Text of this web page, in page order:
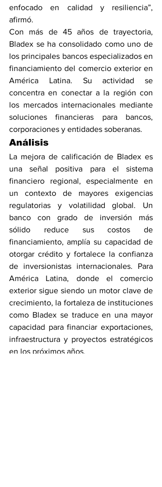
enfocado en calidad y resiliencia”,
afirmó.
Con más de 45 años de trayectoria,
Bladex se ha consolidado como uno de
los principales bancos especializados en
financiamiento del comercio exterior en
América Latina. Su actividad se
concentra en conectar a la región con
los mercados internacionales mediante
soluciones financieras para bancos,
corporaciones y entidades soberanas.
Análisis
La mejora de calificación de Bladex es
una señal positiva para el sistema
financiero regional, especialmente en
un contexto de mayores exigencias
regulatorias y volatilidad global. Un
banco con grado de inversión más
sólido reduce sus costos de
financiamiento, amplía su capacidad de
otorgar crédito y fortalece la confianza
de inversionistas internacionales. Para
América Latina, donde el comercio
exterior sigue siendo un motor clave de
crecimiento, la fortaleza de instituciones
como Bladex se traduce en una mayor
capacidad para financiar exportaciones,
infraestructura y proyectos estratégicos
en los próximos años.